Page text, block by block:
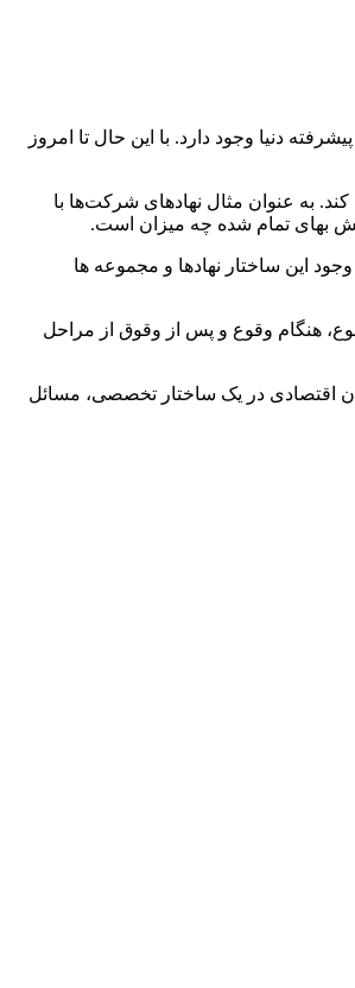
دنیا وجود دارد. با این حال تا امروز
به عنوان مثال نهادهای شرکت‌ها با
بخش بهای تمام شده چه میزان است.
این ساختار نهادها و مجموعه ها
هنگام وقوع و پس از وقوق از مراحل
اقتصادی در یک ساختار تخصصی، مسائل